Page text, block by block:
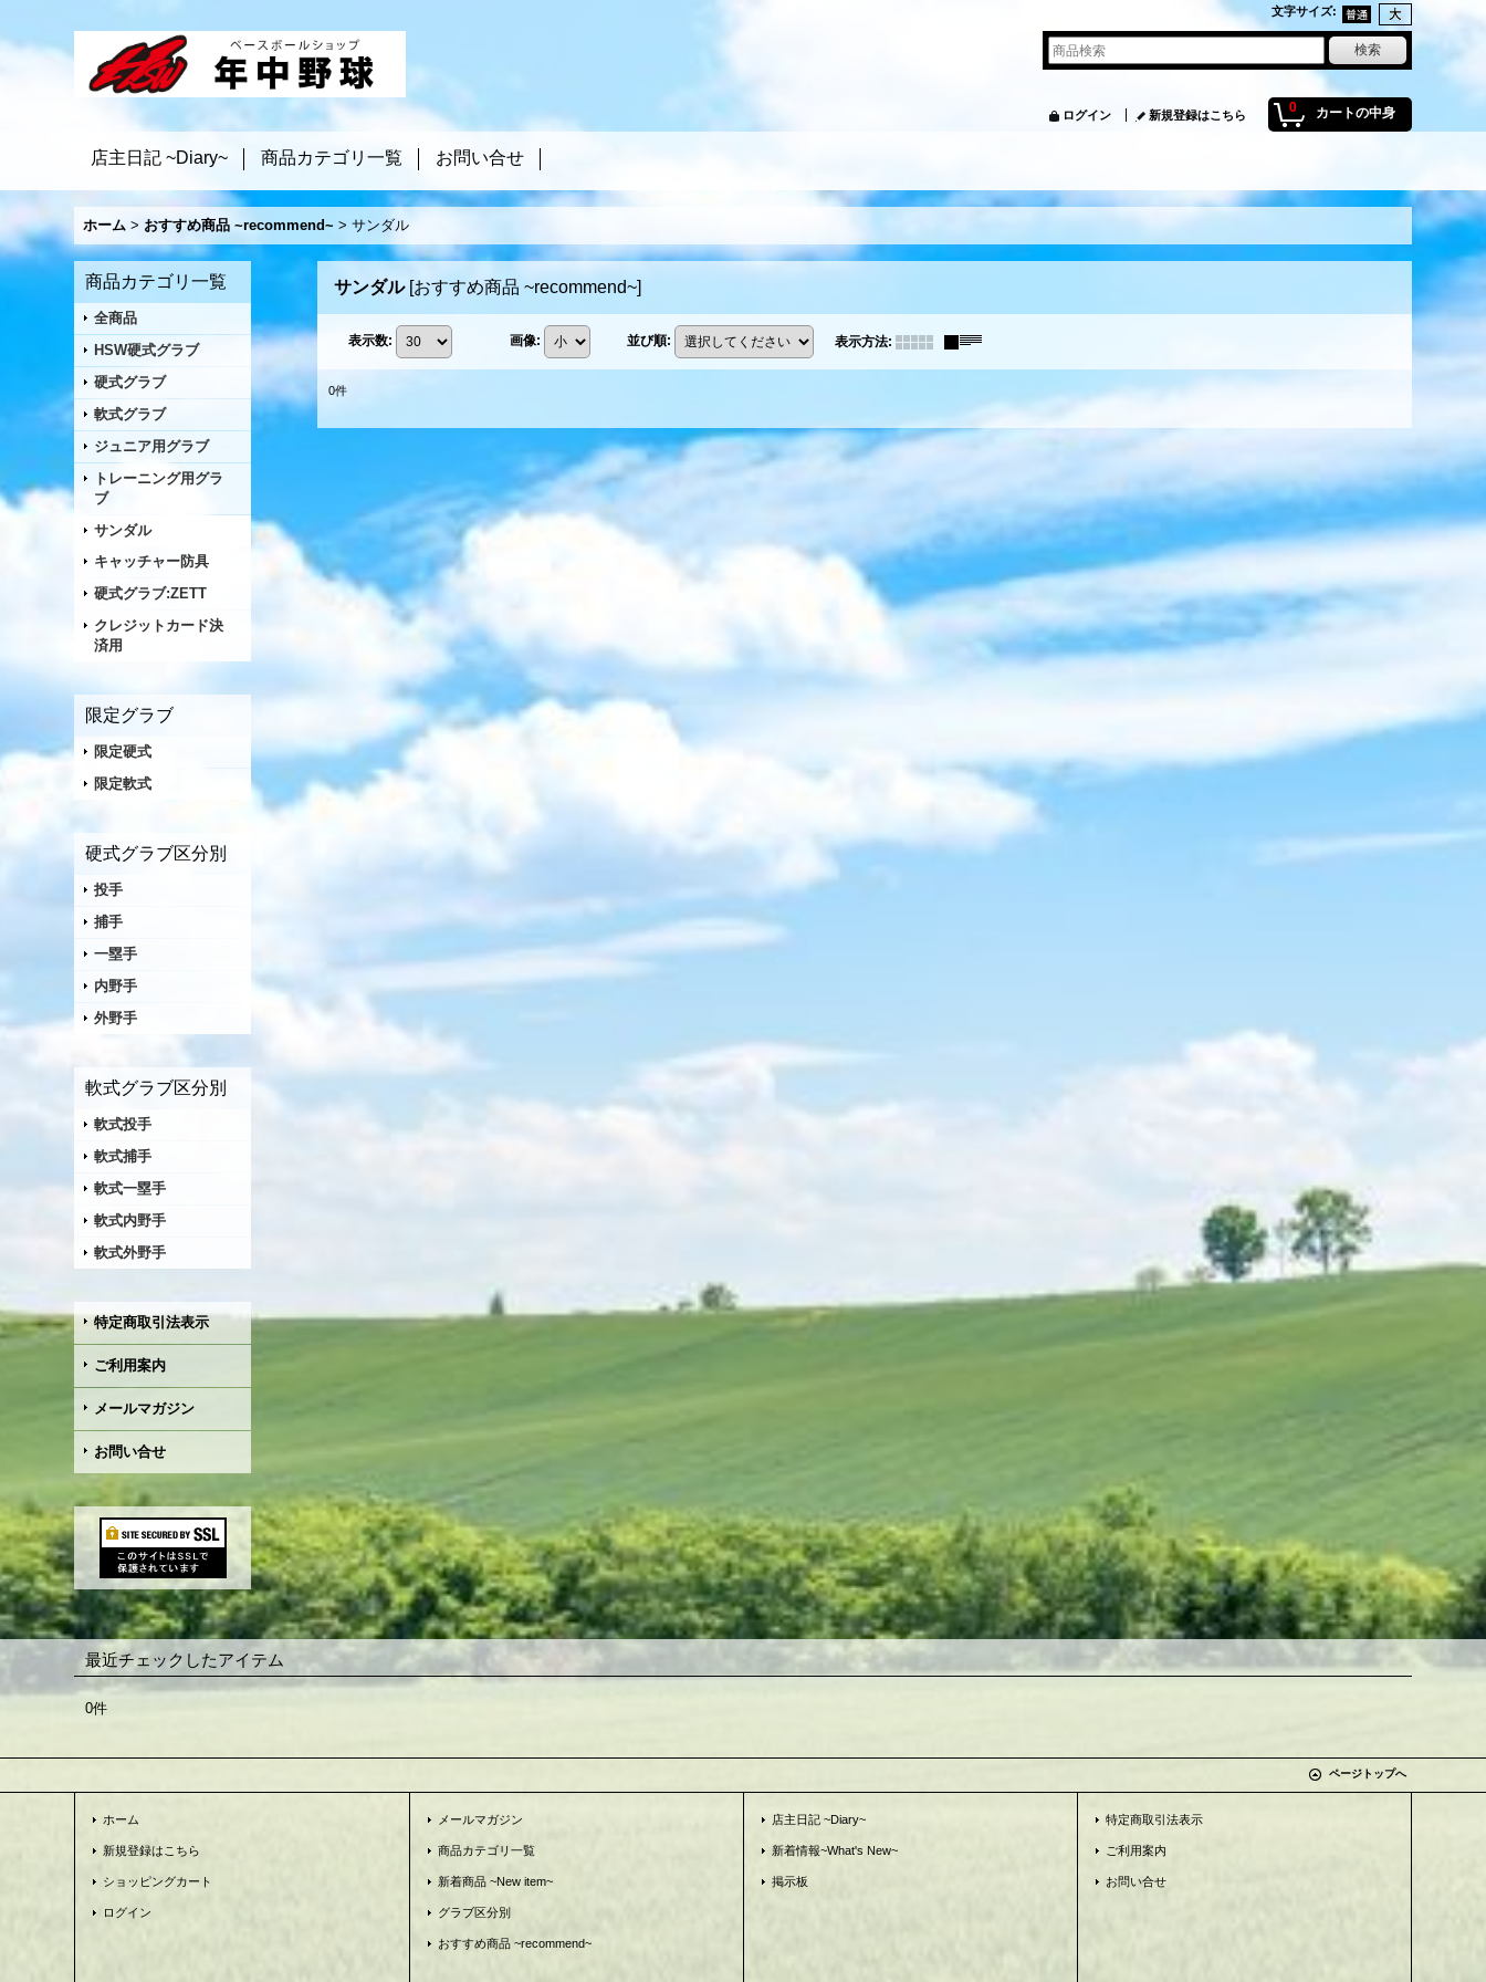
文字サイズ:
0 カートの中身
ログイン 新規登録はこちら
店主日記 ~Diary~ 商品カテゴリ一覧 お問い合せ
ホーム > おすすめ商品 ~recommend~ > サンダル
商品カテゴリ一覧
全商品
HSW硬式グラブ
硬式グラブ
軟式グラブ
ジュニア用グラブ
トレーニング用グラ
ブ
サンダル
キャッチャー防具
硬式グラブ:ZETT
クレジットカード決
済用
限定グラブ
限定硬式
限定軟式
硬式グラブ区分別
投手
捕手
一塁手
内野手
外野手
軟式グラブ区分別
軟式投手
軟式捕手
軟式一塁手
軟式内野手
軟式外野手
特定商取引法表示
ご利用案内
メールマガジン
お問い合せ
サンダル [おすすめ商品 ~recommend~]
表示数: 画像: 並び順: 表示方法:
0件
最近チェックしたアイテム
0件
ページトップへ
ホーム
新規登録はこちら
ショッピングカート
ログイン
メールマガジン
商品カテゴリ一覧
新着商品 ~New item~
グラブ区分別
おすすめ商品 ~recommend~
店主日記 ~Diary~
新着情報~What's New~
掲示板
特定商取引法表示
ご利用案内
お問い合せ